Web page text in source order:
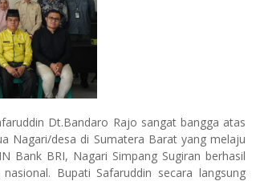
Dt.Bandaro Rajo sangat bangga atas
Nagari/desa di Sumatera Barat yang melaju
Bank BRI, Nagari Simpang Sugiran berhasil
Bupati Safaruddin secara langsung